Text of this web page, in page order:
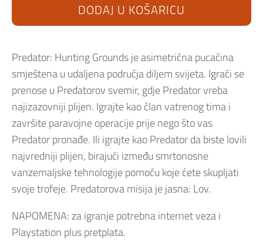
količina
DODAJ U KOŠARICU
Predator: Hunting Grounds je asimetrična pucačina
smještena u udaljena područja diljem svijeta. Igrači se
prenose u Predatorov svemir, gdje Predator vreba
najizazovniji plijen. Igrajte kao član vatrenog tima i
završite paravojne operacije prije nego što vas
Predator pronađe. Ili igrajte kao Predator da biste lovili
najvredniji plijen, birajući između smrtonosne
vanzemaljske tehnologije pomoću koje ćete skupljati
svoje trofeje. Predatorova misija je jasna: Lov.
NAPOMENA: za igranje potrebna internet veza i
Playstation plus pretplata.